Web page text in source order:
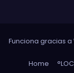
Funciona gracias a
Home